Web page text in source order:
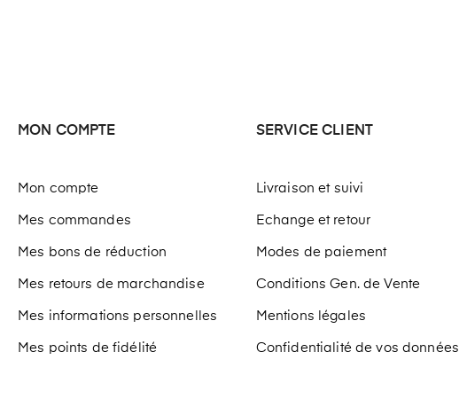
MON COMPTE
Mon compte
Mes commandes
Mes bons de réduction
Mes retours de marchandise
Mes informations personnelles
Mes points de fidélité
SERVICE CLIENT
Livraison et suivi
Echange et retour
Modes de paiement
Conditions Gen. de Vente
Mentions légales
Confidentialité de vos données